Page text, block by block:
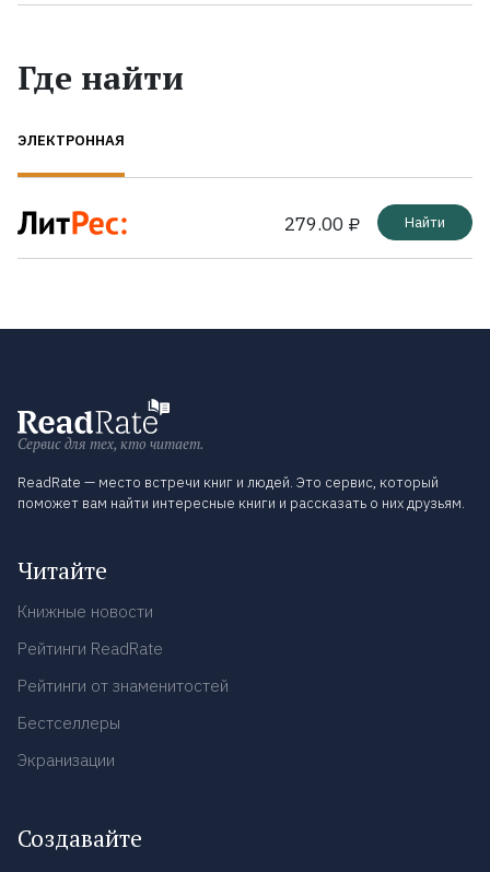
Где найти
ЭЛЕКТРОННАЯ
279.00 ₽ Найти
Сервис для тех, кто читает.
ReadRate — место встречи книг и людей. Это сервис, который
поможет вам найти интересные книги и рассказать о них друзьям.
Читайте
Книжные новости
Рейтинги ReadRate
Рейтинги от знаменитостей
Бестселлеры
Экранизации
Создавайте